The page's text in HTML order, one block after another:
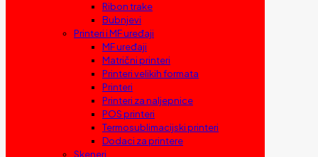
Ribon trake
Bubnjevi
Printeri i MF uređaji
MF uređaji
Matrični printeri
Printeri velikih formata
Printeri
Printeri za naljepnice
POS printeri
Termosublimacijski printeri
Dodaci za printere
Skeneri